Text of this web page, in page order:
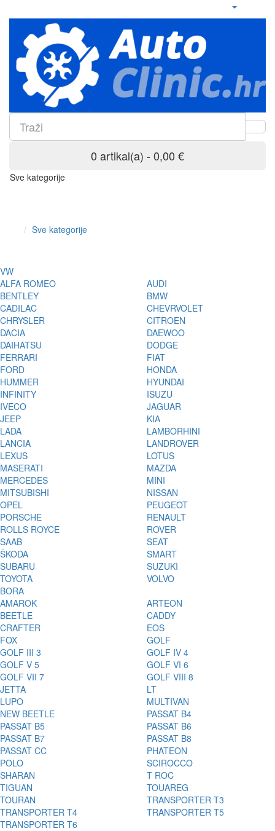
0 artikal(a) - 0,00 €
Sve kategorije
Sve kategorije
VW
ALFA ROMEO
AUDI
BENTLEY
BMW
CADILAC
CHEVRVOLET
CHRYSLER
CITROEN
DACIA
DAEWOO
DAIHATSU
DODGE
FERRARI
FIAT
FORD
HONDA
HUMMER
HYUNDAI
INFINITY
ISUZU
IVECO
JAGUAR
JEEP
KIA
LADA
LAMBORHINI
LANCIA
LANDROVER
LEXUS
LOTUS
MASERATI
MAZDA
MERCEDES
MINI
MITSUBISHI
NISSAN
OPEL
PEUGEOT
PORSCHE
RENAULT
ROLLS ROYCE
ROVER
SAAB
SEAT
ŠKODA
SMART
SUBARU
SUZUKI
TOYOTA
VOLVO
BORA
AMAROK
ARTEON
BEETLE
CADDY
CRAFTER
EOS
FOX
GOLF
GOLF III 3
GOLF IV 4
GOLF V 5
GOLF VI 6
GOLF VII 7
GOLF VIII 8
JETTA
LT
LUPO
MULTIVAN
NEW BEETLE
PASSAT B4
PASSAT B5
PASSAT B6
PASSAT B7
PASSAT B8
PASSAT CC
PHATEON
POLO
SCIROCCO
SHARAN
T ROC
TIGUAN
TOUAREG
TOURAN
TRANSPORTER T3
TRANSPORTER T4
TRANSPORTER T5
TRANSPORTER T6